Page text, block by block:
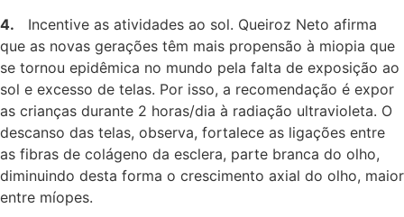
4. Incentive as atividades ao sol. Queiroz Neto afirma
que as novas gerações têm mais propensão à miopia que
se tornou epidêmica no mundo pela falta de exposição ao
sol e excesso de telas. Por isso, a recomendação é expor
as crianças durante 2 horas/dia à radiação ultravioleta. O
descanso das telas, observa, fortalece as ligações entre
as fibras de colágeno da esclera, parte branca do olho,
diminuindo desta forma o crescimento axial do olho, maior
entre míopes.